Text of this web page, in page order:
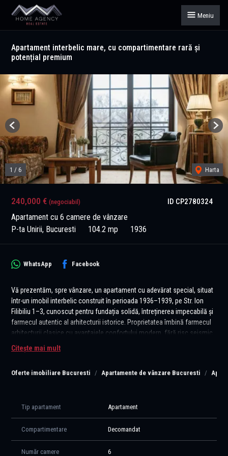
Meniu
Apartament interbelic mare, cu compartimentare rară și
potențial premium
ID CP2780324
240,000 € (negociabil)
Apartament cu 6 camere de vânzare
P-ta Unirii, Bucuresti
104.2 mp 1936
1 / 6 Harta
Previous Next
Oferte imobiliare Bucuresti Apartamente de vânzare Bucuresti
WhatsApp Facebook
Vă prezentăm, spre vânzare, un apartament cu adevărat special, situat
într-un imobil interbelic construit în perioada 1936–1939, pe Str. Ion
Filibiliu 1–3, cunoscut pentru fundația solidă, întreținerea impecabilă și
farmecul autentic al arhitecturii istorice. Proprietatea îmbină farmecul
arhitecturii clasice cu avantajele confortului modern, fără risc seismic.
Caracteristici principale:
impresionant, punct central al locuinței și spațiu perfect pentru living
aerisit
- Camere versatile cu intrări duble – ideale pentru dormitoare, birouri,
dressing sau spații de hobby
imobilele interbelice
Citește mai mult
Tip apartament Apartament
Compartimentare Decomandat
Număr camere 6